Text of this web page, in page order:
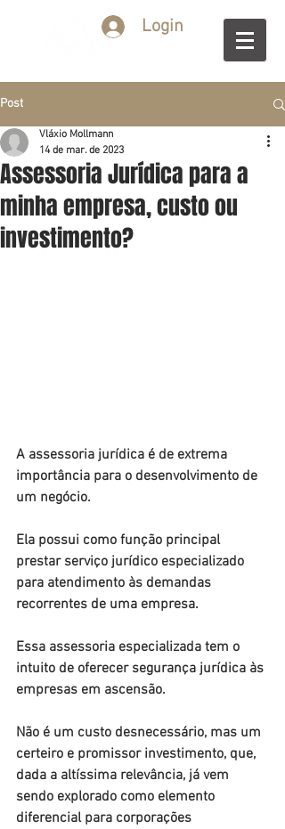
Login
Post
Assessoria Jurídica para a
minha empresa, custo ou
investimento?
Vláxio Mollmann
14 de mar. de 2023
A assessoria jurídica é de extrema
importância para o desenvolvimento de
um negócio.
Ela possui como função principal
prestar serviço jurídico especializado
para atendimento às demandas
recorrentes de uma empresa.
Essa assessoria especializada tem o
intuito de oferecer segurança jurídica às
empresas em ascensão.
Não é um custo desnecessário, mas um
certeiro e promissor investimento, que,
dada a altíssima relevância, já vem
sendo explorado como elemento
diferencial para corporações